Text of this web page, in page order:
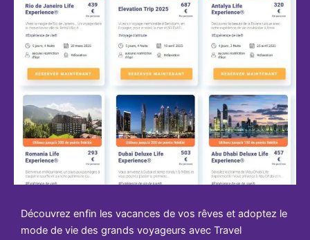
Découvrez enfin les vacances de vos rêves et adoptez le
mode de vie des grands voyageurs avec Travel